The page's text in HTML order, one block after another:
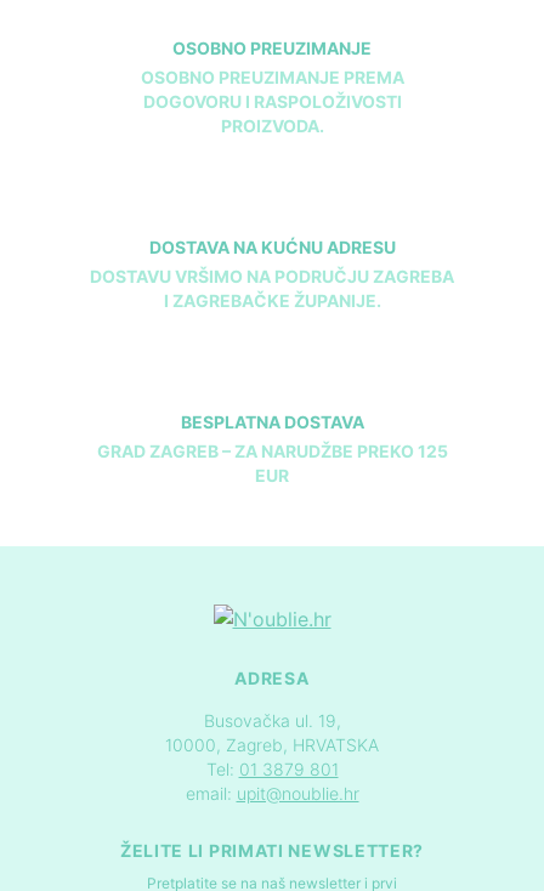
OSOBNO PREUZIMANJE
OSOBNO PREUZIMANJE PREMA
DOGOVORU I RASPOLOŽIVOSTI
PROIZVODA.
DOSTAVA NA KUĆNU ADRESU
DOSTAVU VRŠIMO NA PODRUČJU ZAGREBA
I ZAGREBAČKE ŽUPANIJE.
BESPLATNA DOSTAVA
GRAD ZAGREB – ZA NARUDŽBE PREKO 125
EUR
ADRESA
Busovačka ul. 19,
10000, Zagreb, HRVATSKA
Tel: 01 3879 801
email: upit@noublie.hr
ŽELITE LI PRIMATI NEWSLETTER?
Pretplatite se na naš newsletter i prvi